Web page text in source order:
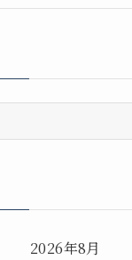
2026年8月